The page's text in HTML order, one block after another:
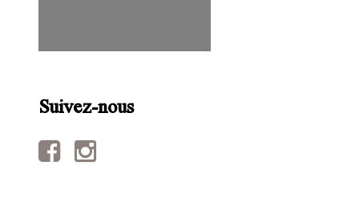
Suivez-nous